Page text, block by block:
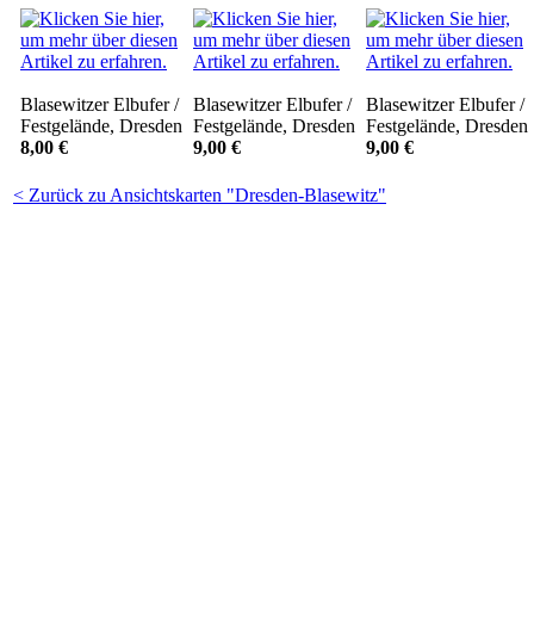
Blasewitzer Elbufer /
Festgelände, Dresden
8,00 €
Blasewitzer Elbufer /
Festgelände, Dresden
9,00 €
Blasewitzer Elbufer /
Festgelände, Dresden
9,00 €
< Zurück zu Ansichtskarten "Dresden-Blasewitz"